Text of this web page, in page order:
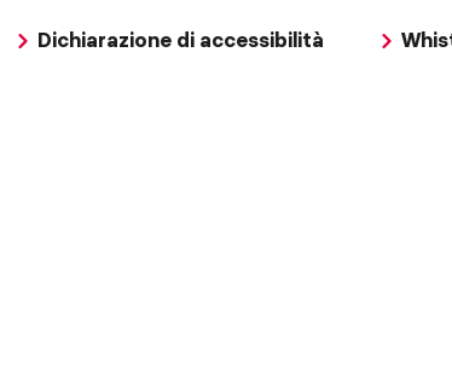
Dichiarazione di accessibilità